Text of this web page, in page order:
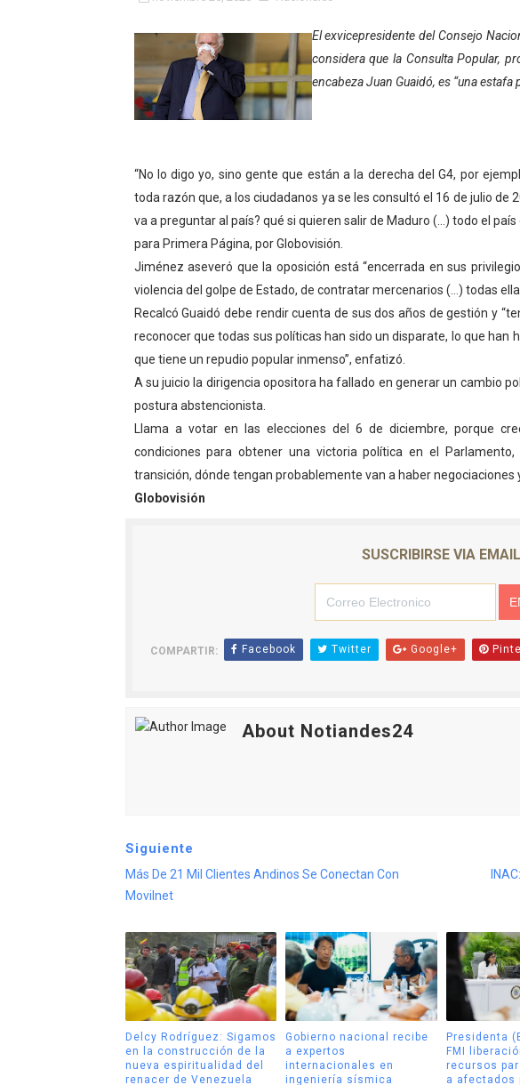
Impulsan plan estratégico de seguridad
Mérida impulsa desarrollo económico con
Niños de Estudiantes de Mérida sembraron
Corposalud y Secretaría Social fortalecen la
Inicia el plan vacacional Venezuela Renace
Entregan planta eléctrica para fortalecer la
Expertos inspeccionan espacios del OAN
Dictan MasterClass en el marco del
Campo Elías avanza con plan de asfaltado
Encuentro estadal fortalece la coordinación
Iaanem graduó a bebés de Mérida en jornada
El exvicepresidente del Consejo
considera que la Consulta Popular,
encabeza Juan Guaidó, es “una estafa
“No lo digo yo, sino gente que están a la derecha del G4, por
toda razón que, a los ciudadanos ya se les consultó el 16 de julio de
va a preguntar al país? qué si quieren salir de Maduro (…) todo el
para Primera Página, por Globovisión.
Jiménez aseveró que la oposición está “encerrada en sus
violencia del golpe de Estado, de contratar mercenarios (…) todas
Recalcó Guaidó debe rendir cuenta de sus dos años de gestión y
reconocer que todas sus políticas han sido un disparate, lo que han
que tiene un repudio popular inmenso”, enfatizó.
A su juicio la dirigencia opositora ha fallado en generar un cambio
postura abstencionista.
Llama a votar en las elecciones del 6 de diciembre, porque
condiciones para obtener una victoria política en el
transición, dónde tengan probablemente van a haber negociaciones
Globovisión
SUSCRIBIRSE VIA EMAIL
COMPARTIR: Facebook Twitter Google+
About Notiandes24
Siguiente
Más De 21 Mil Clientes Andinos Se Conectan Con
Movilnet
Delcy Rodríguez: Sigamos
en la construcción de la
nueva espiritualidad del
renacer de Venezuela
Gobierno nacional recibe
a expertos
internacionales en
ingeniería sísmica
Presidenta
FMI
recursos
a afectados